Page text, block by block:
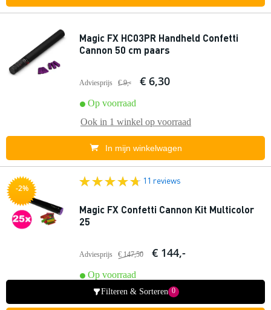
Magic FX HC03PR Handheld Confetti
Cannon 50 cm paars
Adviesprijs € 9,- € 6,30
Op voorraad
Ook in 1 winkel op voorraad
In mijn winkelwagen
-2%
11 reviews
Magic FX Confetti Cannon Kit Multicolor
25
Adviesprijs € 147,50 € 144,-
Op voorraad
Ook in1 winkelop voorraad
Filteren & Sorteren 0